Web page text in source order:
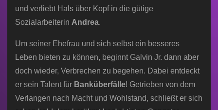
und verliebt Hals über Kopf in die gütige
Sozialarbeiterin Andrea.
Um seiner Ehefrau und sich selbst ein besseres
Leben bieten zu können, beginnt Galvin Jr. dann aber
doch wieder, Verbrechen zu begehen. Dabei entdeckt
er sein Talent für Banküberfälle! Getrieben von dem
Verlangen nach Macht und Wohlstand, schließt er sich